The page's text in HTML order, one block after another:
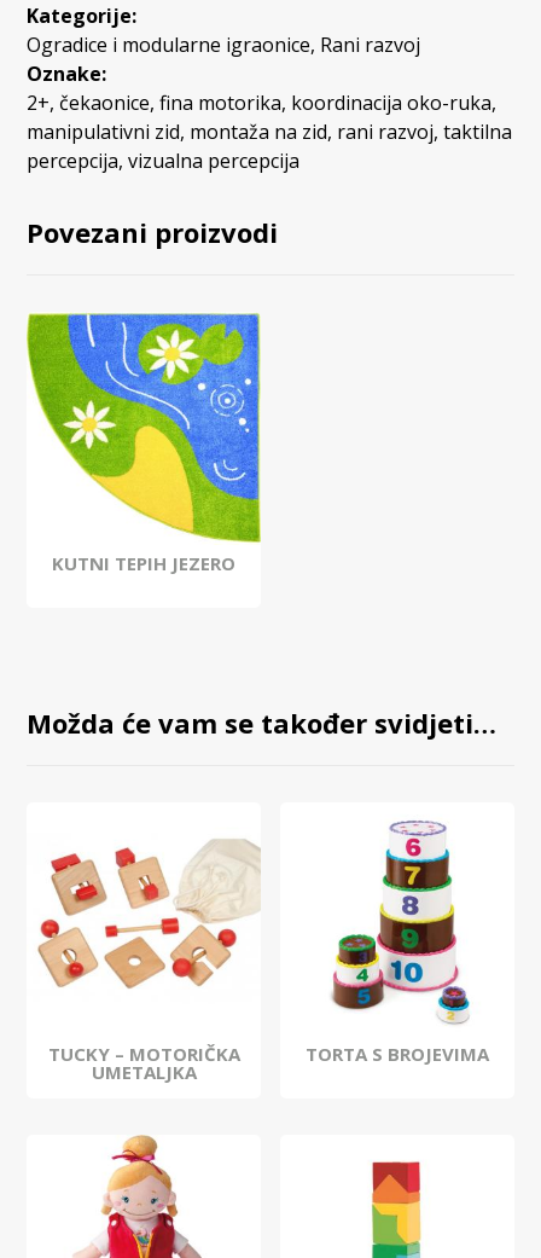
Kategorije:
Ogradice i modularne igraonice, Rani razvoj
Oznake:
2+, čekaonice,fina motorika, koordinacija oko-ruka,
manipulativni zid, montaža na zid, rani razvoj,taktilna
percepcija,vizualna percepcija
Povezani proizvodi
KUTNI TEPIH JEZERO
Možda će vam se također svidjeti…
TUCKY – MOTORIČKA
UMETALJKA
TORTA S BROJEVIMA